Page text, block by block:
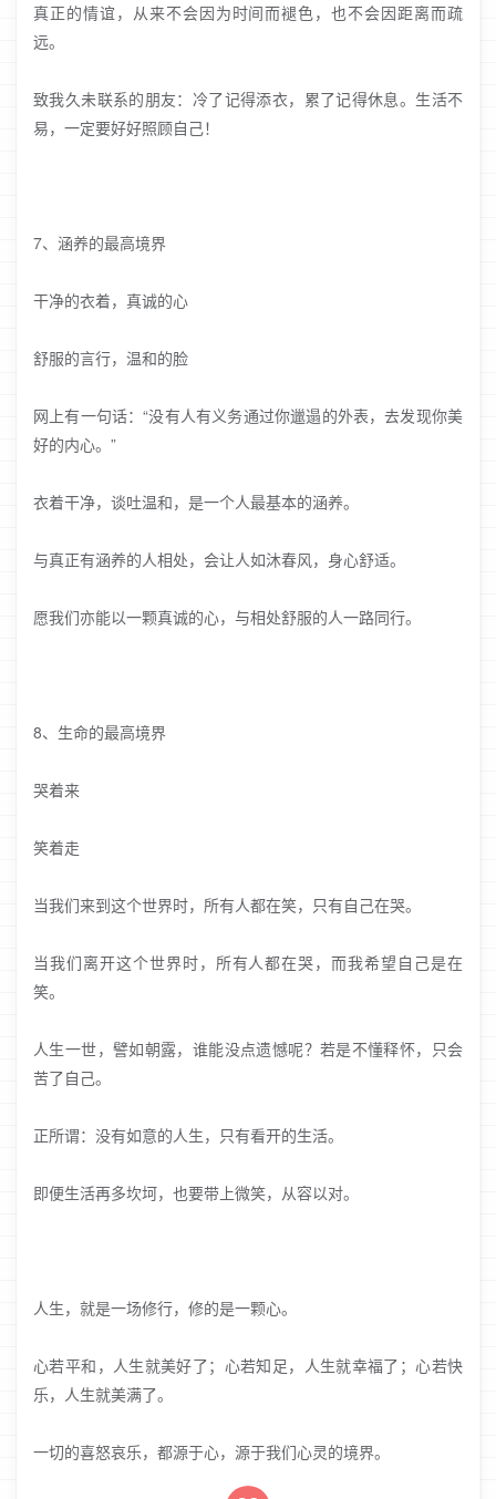
真正的情谊，从来不会因为时间而褪色，也不会因距离而疏
远。
致我久未联系的朋友：冷了记得添衣，累了记得休息。生活不
易，一定要好好照顾自己！
7、涵养的最高境界
干净的衣着，真诚的心
舒服的言行，温和的脸
网上有一句话：“没有人有义务通过你邋遢的外表，去发现你美
好的内心。”
衣着干净，谈吐温和，是一个人最基本的涵养。
与真正有涵养的人相处，会让人如沐春风，身心舒适。
愿我们亦能以一颗真诚的心，与相处舒服的人一路同行。
8、生命的最高境界
哭着来
笑着走
当我们来到这个世界时，所有人都在笑，只有自己在哭。
当我们离开这个世界时，所有人都在哭，而我希望自己是在
笑。
人生一世，譬如朝露，谁能没点遗憾呢？若是不懂释怀，只会
苦了自己。
正所谓：没有如意的人生，只有看开的生活。
即便生活再多坎坷，也要带上微笑，从容以对。
人生，就是一场修行，修的是一颗心。
心若平和，人生就美好了；心若知足，人生就幸福了；心若快
乐，人生就美满了。
一切的喜怒哀乐，都源于心，源于我们心灵的境界。